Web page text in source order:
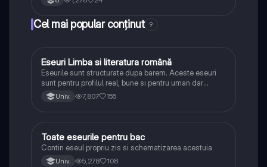
Cel mai popular conținut 9
Limba și literatura română
Eseuri Limba si literatura română
Eseurile sunt structurate dupa barem. Aceste eseuri
sunt pentru profilul real, bune si pentru uman dar
lipsesc relatiile dintre personaje si caracrerizarile.
Univ. 7,807 155
Limba și literatura română
Toate eseurile pentru bac
Contin eseul propriu zis si schematizarea acestuia
Univ. 5,278 108